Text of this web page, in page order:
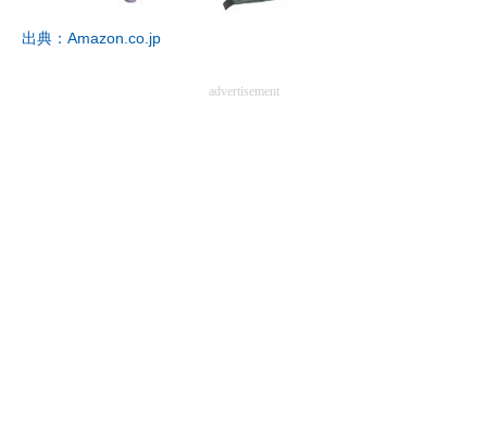
出典：Amazon.co.jp
advertisement